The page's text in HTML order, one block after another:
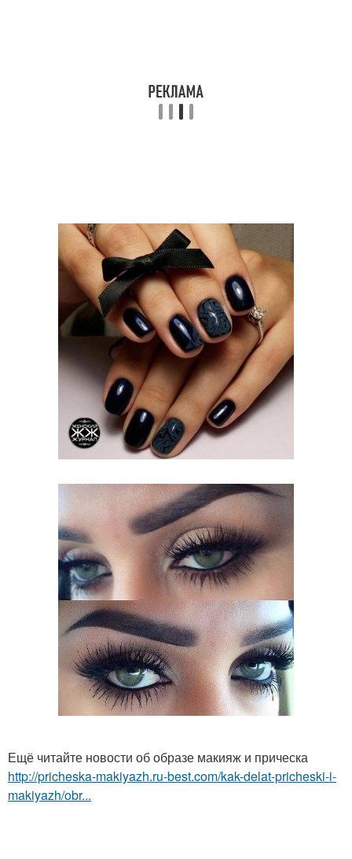
Ещё читайте новости об образе макияж и прическа
http://pricheska-makiyazh.ru-best.com/kak-delat-pricheski-i-
makiyazh/obr...